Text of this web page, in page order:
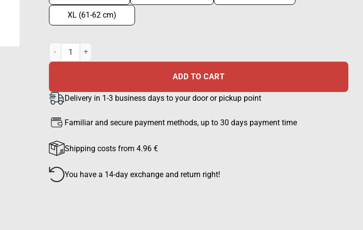
XL (61-62 cm)
Boonie hat, HiVis EN 20471 Red quantity
ADD TO CART
Delivery in 1-3 business days to your door or pickup point
Familiar and secure payment methods, up to 30 days payment time
Shipping costs from 4.96 €
You have a 14-day exchange and return right!